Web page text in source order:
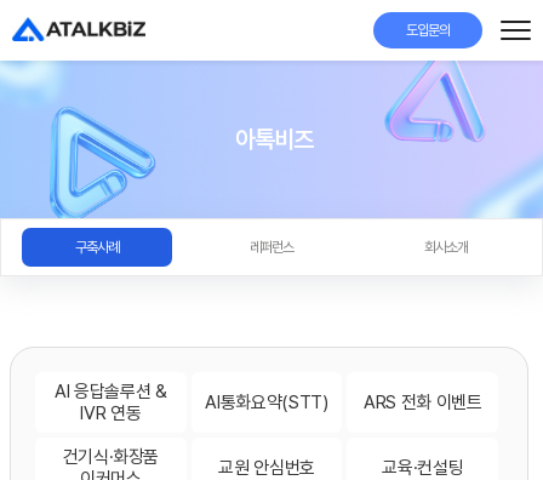
도입문의
아톡비즈
구축사례 레퍼런스 회사소개
AI 응답솔루션 &
IVR 연동
AI통화요약(STT) ARS 전화 이벤트
건기식·화장품
교원 안심번호 교육·컨설팅